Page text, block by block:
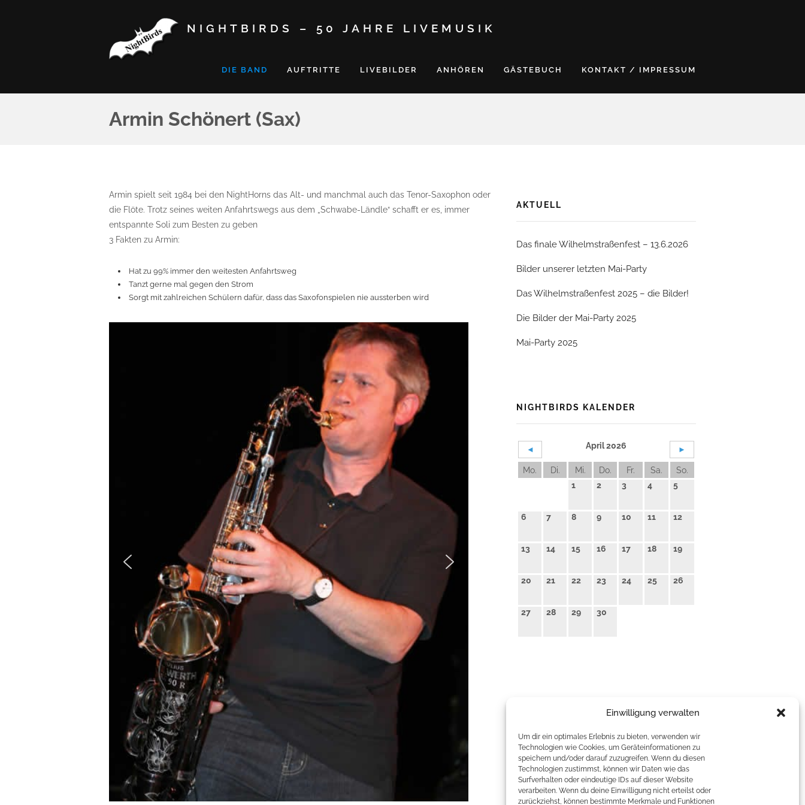
Einwilligung verwalten
Um dir ein optimales Erlebnis zu bieten, verwenden wir
Technologien wie Cookies, um Geräteinformationen zu
speichern und/oder darauf zuzugreifen. Wenn du diesen
Technologien zustimmst, können wir Daten wie das
Surfverhalten oder eindeutige IDs auf dieser Website
verarbeiten. Wenn du deine Einwilligung nicht erteilst oder
zurückziehst, können bestimmte Merkmale und Funktionen
NIGHTBIRDS – 50 JAHRE LIVEMUSIK
DIE BAND AUFTRITTE LIVEBILDER ANHÖREN GÄSTEBUCH KONTAKT / IMPRESSUM
Armin Schönert (Sax)
Armin spielt seit 1984 bei den NightHorns das Alt- und manchmal auch das Tenor-Saxophon oder
die Flöte. Trotz seines weiten Anfahrtswegs aus dem „Schwabe-Ländle“ schafft er es, immer
entspannte Soli zum Besten zu geben
3 Fakten zu Armin:
Hat zu 99% immer den weitesten Anfahrtsweg
Tanzt gerne mal gegen den Strom
Sorgt mit zahlreichen Schülern dafür, dass das Saxofonspielen nie aussterben wird
AKTUELL
Das finale Wilhelmstraßenfest – 13.6.2026
Bilder unserer letzten Mai-Party
Das Wilhelmstraßenfest 2025 – die Bilder!
Die Bilder der Mai-Party 2025
Mai-Party 2025
NIGHTBIRDS KALENDER
◄ April 2026 ►
Mo. Di. Mi. Do. Fr. Sa.
So.
1
2 3 4 5
6 7 8 9 10 11 12
13 14 15 16 17 18 19
20 21 22 23 24 25 26
27 28 29 30